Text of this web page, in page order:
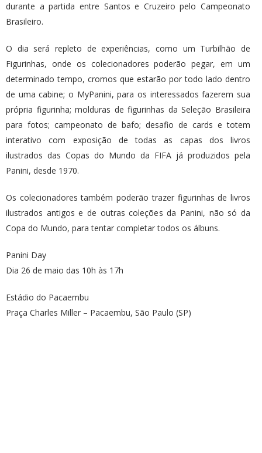
durante a partida entre Santos e Cruzeiro pelo Campeonato
Brasileiro.
O dia será repleto de experiências, como um Turbilhão de
Figurinhas, onde os colecionadores poderão pegar, em um
determinado tempo, cromos que estarão por todo lado dentro
de uma cabine; o MyPanini, para os interessados fazerem sua
própria figurinha; molduras de figurinhas da Seleção Brasileira
para fotos; campeonato de bafo; desafio de cards e totem
interativo com exposição de todas as capas dos livros
ilustrados das Copas do Mundo da FIFA já produzidos pela
Panini, desde 1970.
Os colecionadores também poderão trazer figurinhas de livros
ilustrados antigos e de outras coleções da Panini, não só da
Copa do Mundo, para tentar completar todos os álbuns.
Panini Day
Dia 26 de maio das 10h às 17h
Estádio do Pacaembu
Praça Charles Miller – Pacaembu, São Paulo (SP)